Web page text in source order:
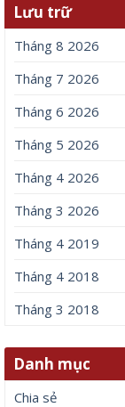
Lưu trữ
Tháng 8 2026
Tháng 7 2026
Tháng 6 2026
Tháng 5 2026
Tháng 4 2026
Tháng 3 2026
Tháng 4 2019
Tháng 4 2018
Tháng 3 2018
Danh mục
Chia sẻ